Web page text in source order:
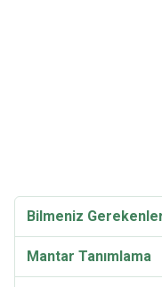
Bilmeniz
Mantar Tanımlama